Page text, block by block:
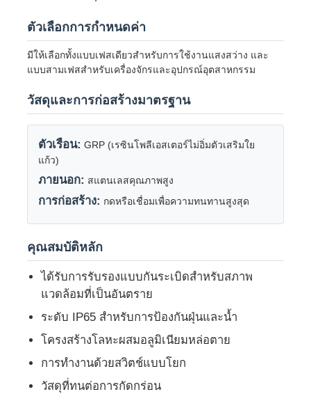
เกี่ยวกับเรา
ทัวร์โรงงาน
ควบคุมคุณภาพ
ติดต่อเรา
โคมไฟกันระเบิด
ไฟสัญญาณกันระเบิด
กล่องกันระเบิด
ตัวเลือกการกำหนดค่า
มีให้เลือกทั้งแบบเฟสเดียวสำหรับการใช้งานแสงสว่าง และ
แบบสามเฟสสำหรับเครื่องจักรและอุปกรณ์อุตสาหกรรม
วัสดุและการก่อสร้างมาตรฐาน
ตัวเรือน: GRP (เรซินโพลีเอสเตอร์ไม่อิ่มตัวเสริมใย
แก้ว)
ภายนอก: สแตนเลสคุณภาพสูง
การก่อสร้าง: กดหรือเชื่อมเพื่อความทนทานสูงสุด
คุณสมบัติหลัก
ได้รับการรับรองแบบกันระเบิดสำหรับสภาพ
แวดล้อมที่เป็นอันตราย
ระดับ IP65 สำหรับการป้องกันฝุ่นและน้ำ
โครงสร้างโลหะผสมอลูมิเนียมหล่อตาย
การทำงานด้วยสวิตช์แบบโยก
วัสดุที่ทนต่อการกัดกร่อน